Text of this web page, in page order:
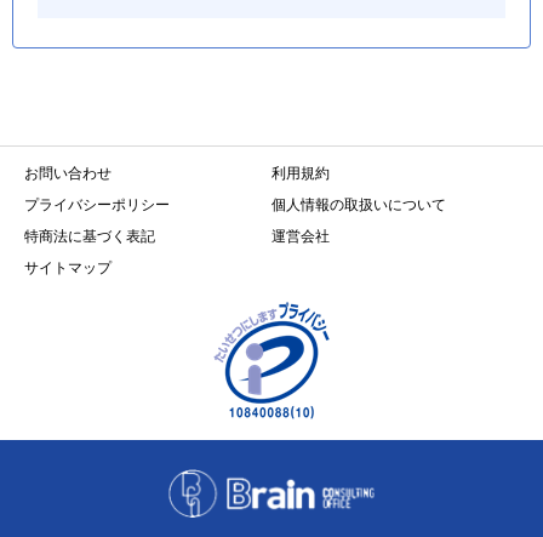
お問い合わせ
利用規約
プライバシーポリシー
個人情報の取扱いについて
特商法に基づく表記
運営会社
サイトマップ